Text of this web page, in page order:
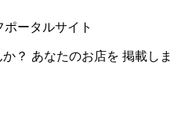
ータルサイト
？ あなたのお店を 掲載しま